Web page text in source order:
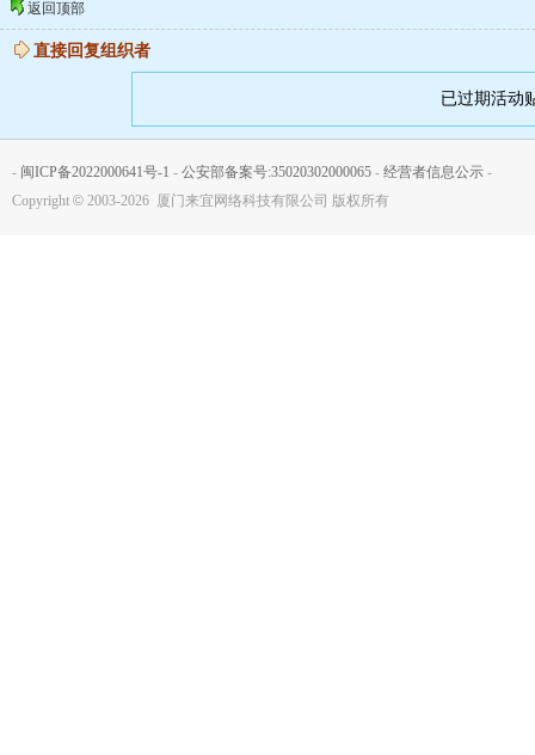
返回顶部
直接回复组织者
已过期活动
- 闽ICP备2022000641号-1 - 公安部备案号:35020302000065 - 经营者信息公示 -
Copyright © 2003-2026 厦门来宜网络科技有限公司 版权所有